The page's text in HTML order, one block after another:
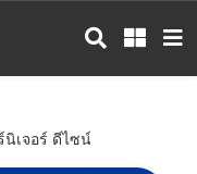
นิเจอร์ ดีไซน์